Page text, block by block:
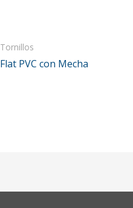
Tornillos
Flat PVC con Mecha